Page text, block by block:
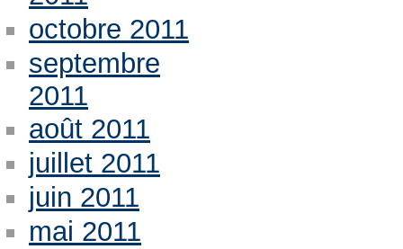
octobre 2011
septembre
2011
août 2011
juillet 2011
juin 2011
mai 2011